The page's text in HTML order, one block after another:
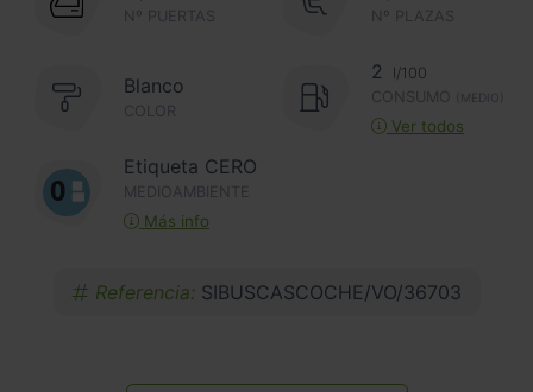
Nº PUERTAS
Nº PLAZAS
Blanco
COLOR
2
l/100
CONSUMO
(MEDIO)
Ver todos
Etiqueta CERO
MEDIOAMBIENTE
Más info
Referencia: SIBUSCASCOCHE/VO/36703